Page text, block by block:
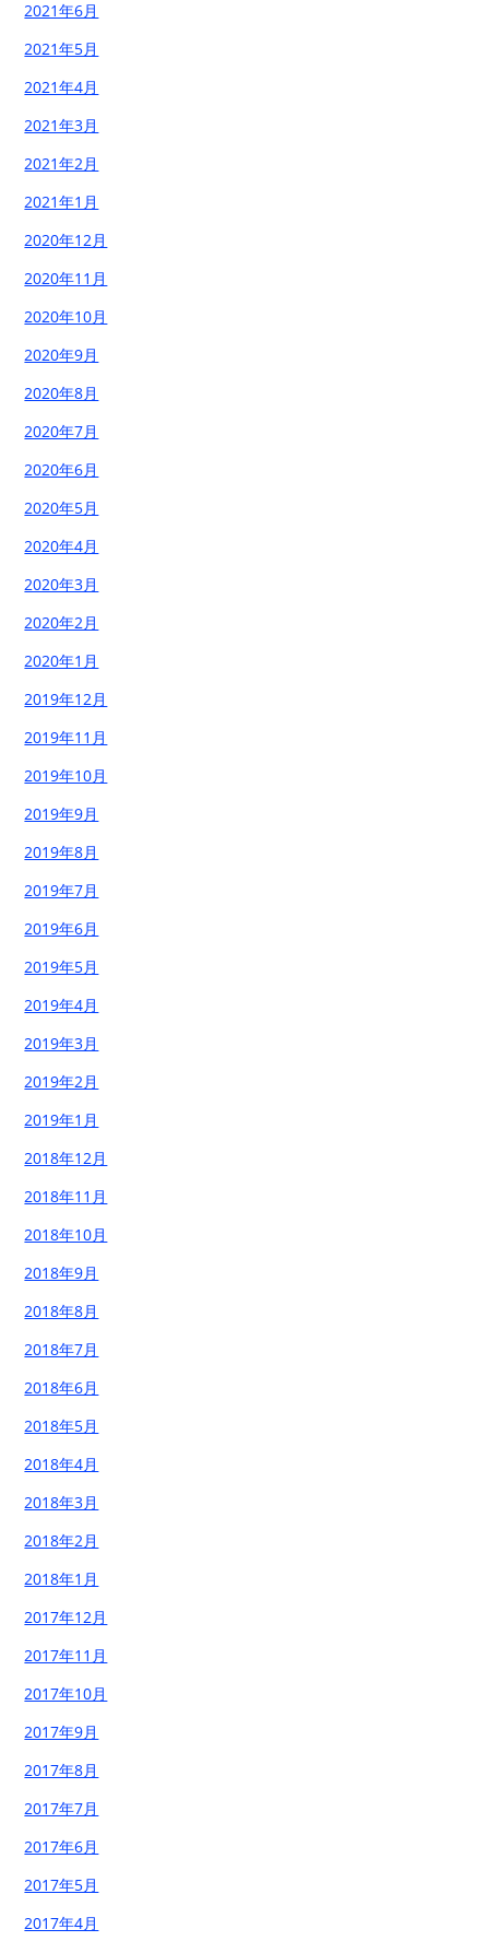
2021年6月
2021年5月
2021年4月
2021年3月
2021年2月
2021年1月
2020年12月
2020年11月
2020年10月
2020年9月
2020年8月
2020年7月
2020年6月
2020年5月
2020年4月
2020年3月
2020年2月
2020年1月
2019年12月
2019年11月
2019年10月
2019年9月
2019年8月
2019年7月
2019年6月
2019年5月
2019年4月
2019年3月
2019年2月
2019年1月
2018年12月
2018年11月
2018年10月
2018年9月
2018年8月
2018年7月
2018年6月
2018年5月
2018年4月
2018年3月
2018年2月
2018年1月
2017年12月
2017年11月
2017年10月
2017年9月
2017年8月
2017年7月
2017年6月
2017年5月
2017年4月